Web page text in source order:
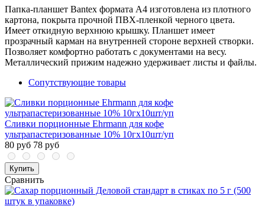
Папка-планшет Bantex формата А4 изготовлена из плотного
картона, покрыта прочной ПВХ-пленкой черного цвета.
Имеет откидную верхнюю крышку. Планшет имеет
прозрачный карман на внутренней стороне верхней створки.
Позволяет комфортно работать с документами на весу.
Металлический прижим надежно удерживает листы и файлы.
Сопутствующие товары
Сливки порционные Ehrmann для кофе
ультрапастеризованные 10% 10гx10шт/уп
80 руб 78 руб
Купить
Сравнить